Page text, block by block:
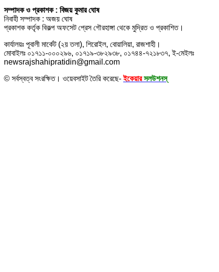
সম্পাদক ও প্রকাশক : বিজয় কুমার ঘোষ
নিবাহী সম্পাদক : অজয় ঘোষ
প্রকাশক কর্তৃক বিকল্প অফসেট প্রেস গৌরহাঙ্গা থেকে মুদ্রিত ও প্রকাশিত।
কার্যালয়ঃ পূবালী মার্কেট (২য় তলা), শিরোইল, বোয়ালিয়া, রাজশাহী।
মোবাইলঃ ০১৭১১-০০০২৯৬, ০১৭১৯-৩৮২৯৩৮, ০১৭৪৪-৭২১৮৩৭, ই-মেইলঃ
newsrajshahipratidin@gmail.com
© সর্বস্বত্ব সংরক্ষিত। ওয়েবসাইট তৈরি করেছে-ইকেয়ার সলউশনস্